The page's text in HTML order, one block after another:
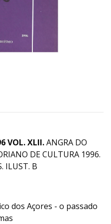
6VOL.XLII.ANGRA DO
DE CULTURA 1996.
ILUST. B
dos Açores - o passado